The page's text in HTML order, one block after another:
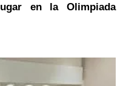
en la Olimpiada